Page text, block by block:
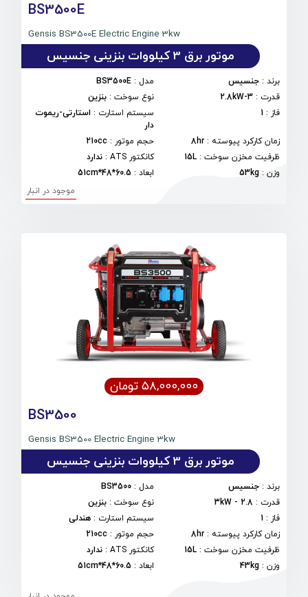
BS3500E
Gensis BS3500E Electric Engine 3kw
موتور برق 3 کیلووات بنزینی جنسیس
برند : جنسیس مدل :
BS3500E
قدرت :
3-2.8kW نوع سوخت: بنزین
فاز :
1 سیستم استارت : استارتی-ریموت
دار
زمان کارکرد پیوسته :
8hr حجم موتور :
210cc
ظرفیت مخزن سوخت :
15L کانکتور ATS : ندارد
وزن :
53kg ابعاد:
60.5*48*51cm
موجود در انبار
۵۸,۰۰۰,۰۰۰ تومان
BS3500
Gensis BS3500 Electric Engine 3kw
موتور برق 3 کیلووات بنزینی جنسیس
برند : جنسیس مدل :
BS3500
قدرت :
2.8 - 3kW نوع سوخت: بنزین
فاز :
1 سیستم استارت : هندلی
زمان کارکرد پیوسته :
8hr حجم موتور :
210cc
ظرفیت مخزن سوخت :
15L کانکتور ATS : ندارد
وزن :
43kg ابعاد:
60.5*48*51cm